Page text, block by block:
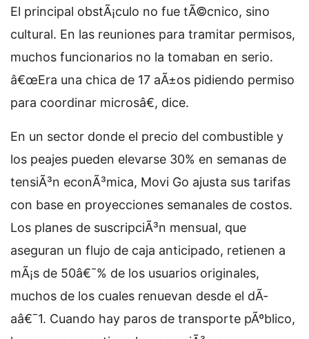
El principal obstÃ¡culo no fue tÃ©cnico, sino
cultural. En las reuniones para tramitar permisos,
muchos funcionarios no la tomaban en serio.
â€œEra una chica de 17 aÃ±os pidiendo permiso
para coordinar microsâ€, dice.
En un sector donde el precio del combustible y
los peajes pueden elevarse 30% en semanas de
tensiÃ³n econÃ³mica, Movi Go ajusta sus tarifas
con base en proyecciones semanales de costos.
Los planes de suscripciÃ³n mensual, que
aseguran un flujo de caja anticipado, retienen a
mÃ¡s de 50â€¯% de los usuarios originales,
muchos de los cuales renuevan desde el dÃ­
aâ€¯1. Cuando hay paros de transporte pÃºblico,